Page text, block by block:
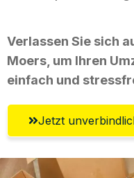
Verlassen Sie sich
Moers, um Ihren
einfach und
Jetzt